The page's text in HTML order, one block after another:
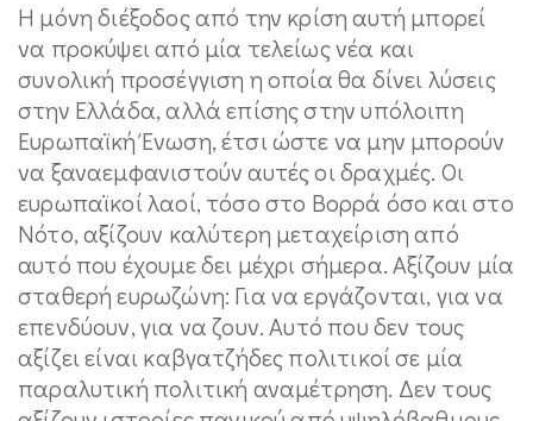
Η μόνη διέξοδος από την κρίση αυτή μπορεί
να προκύψει από μία τελείως νέα και
συνολική προσέγγιση η οποία θα δίνει λύσεις
στην Ελλάδα, αλλά επίσης στην υπόλοιπη
Ευρωπαϊκή Ένωση, έτσι ώστε να μην μπορούν
να ξαναεμφανιστούν αυτές οι δραχμές. Οι
ευρωπαϊκοί λαοί, τόσο στο Βορρά όσο και στο
Νότο, αξίζουν καλύτερη μεταχείριση από
αυτό που έχουμε δει μέχρι σήμερα. Αξίζουν μία
σταθερή ευρωζώνη: Για να εργάζονται, για να
επενδύουν, για να ζουν. Αυτό που δεν τους
αξίζει είναι καβγατζήδες πολιτικοί σε μία
παραλυτική πολιτική αναμέτρηση. Δεν τους